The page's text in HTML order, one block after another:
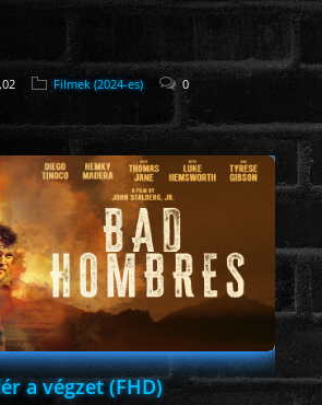
Filmek (2024-es) 0
a végzet (FHD)